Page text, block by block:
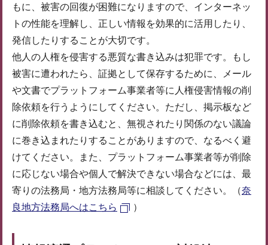
もに、被害の回復が困難になりますので、インターネッ
トの性能を理解し、正しい情報を効果的に活用したり、
発信したりすることが大切です。
他人の人権を侵害する悪質な書き込みは犯罪です。もし
被害に遭われたら、証拠として保存するために、メール
や文書でプラットフォーム事業者等に人権侵害情報の削
除依頼を行うようにしてください。ただし、掲示板など
に削除依頼を書き込むと、無視されたり関係のない議論
に巻き込まれたりすることがありますので、なるべく避
けてください。また、プラットフォーム事業者等が削除
に応じない場合や個人で解決できない場合などには、最
寄りの法務局・地方法務局等に相談してください。（奈
良地方法務局へはこちら
）